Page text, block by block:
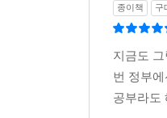
종이책 구
지금도
번 정부
공부라도